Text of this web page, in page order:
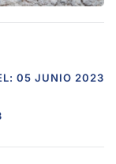
05 JUNIO 2023